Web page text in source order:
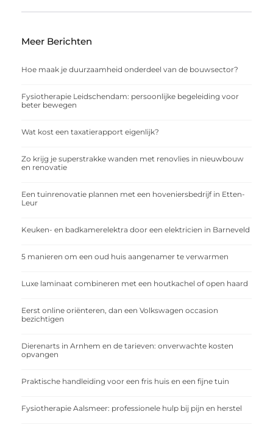
Meer Berichten
Hoe maak je duurzaamheid onderdeel van de bouwsector?
Fysiotherapie Leidschendam: persoonlijke begeleiding voor
beter bewegen
Wat kost een taxatierapport eigenlijk?
Zo krijg je superstrakke wanden met renovlies in nieuwbouw
en renovatie
Een tuinrenovatie plannen met een hoveniersbedrijf in Etten-
Leur
Keuken- en badkamerelektra door een elektricien in Barneveld
5 manieren om een oud huis aangenamer te verwarmen
Luxe laminaat combineren met een houtkachel of open haard
Eerst online oriënteren, dan een Volkswagen occasion
bezichtigen
Dierenarts in Arnhem en de tarieven: onverwachte kosten
opvangen
Praktische handleiding voor een fris huis en een fijne tuin
Fysiotherapie Aalsmeer: professionele hulp bij pijn en herstel